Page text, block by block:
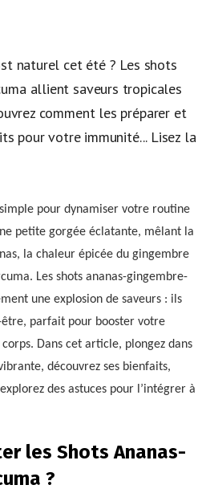
naturel cet été ? Les shots
allient saveurs tropicales
comment les préparer et
pour votre immunité... Lisez la
pour dynamiser votre routine
petite gorgée éclatante, mêlant la
la chaleur épicée du gingembre
Les shots ananas-gingembre-
une explosion de saveurs : ils
parfait pour booster votre
Dans cet article, plongez dans
découvrez ses bienfaits,
des astuces pour l’intégrer à
les Shots Ananas-
?